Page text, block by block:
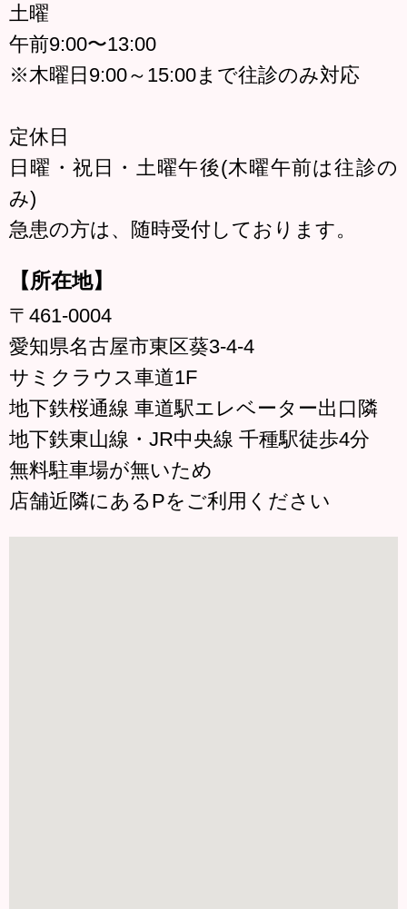
土曜
午前9:00〜13:00
※木曜日9:00～15:00まで往診のみ対応
定休日
日曜・祝日・土曜午後(木曜午前は往診の
み)
急患の方は、随時受付しております。
【所在地】
〒461-0004
愛知県名古屋市東区葵3-4-4
サミクラウス車道1F
地下鉄桜通線 車道駅エレベーター出口隣
地下鉄東山線・JR中央線 千種駅徒歩4分
無料駐車場が無いため
店舗近隣にあるPをご利用ください